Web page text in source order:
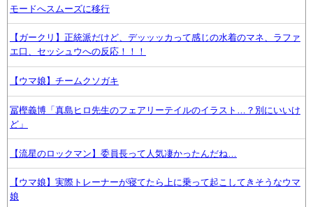
モードへスムーズに移行
【ガークリ】正統派だけど、デッッッカって感じの水着のマネ、ラファ
エ口、セッシュウへの反応！！！
【ウマ娘】チームクソガキ
冨樫義博「真島ヒロ先生のフェアリーテイルのイラスト…？別にいいけ
ど」
【流星のロックマン】委員長って人気凄かったんだね…
【ウマ娘】実際トレーナーが寝てたら上に乗って起こしてきそうなウマ
娘